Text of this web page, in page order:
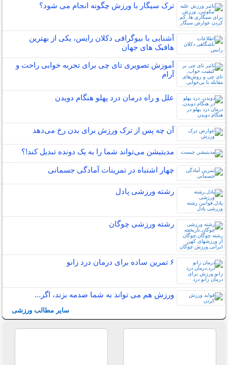
ترک سیگار با ورزش چگونه انجام می شود؟
آشنایی با بیوگرافی دکلان رایس، یکی از بهترین
هافبک های جهان
آموزش تصویری تای چی برای تجربه خوابی راحت و
آرام
علل و راه درمان درد پهلو هنگام دویدن
آن چه پس از ترک ورزش برای بدن رخ می‌دهد
مدیتیشن می‌تواند شما را به یک دونده تبدیل کند!؟
چهار اشتباه در تمرینات آمادگی جسمانی
رشته ورزشی پادل
رشته ورزشی چوگان
۶ تمرین ساده برای درمان درد زانو
ورزش هم می تواند به شما صدمه بزند، اگر...
سایر مطالب ورزشی